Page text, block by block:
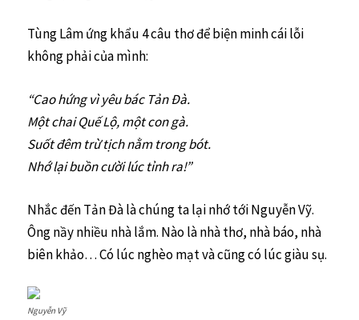
Tùng Lâm ứng khẩu 4 câu thơ để biện minh cái lỗi
không phải của mình:
“Cao hứng vì yêu bác Tản Đà.
Một chai Quế Lộ, một con gà.
Suốt đêm trừ tịch nằm trong bót.
Nhớ lại buồn cười lúc tỉnh ra!”
Nhắc đến Tản Đà là chúng ta lại nhớ tới Nguyễn Vỹ.
Ông nầy nhiều nhà lắm. Nào là nhà thơ, nhà báo, nhà
biên khảo… Có lúc nghèo mạt và cũng có lúc giàu sụ.
Nguyễn Vỹ